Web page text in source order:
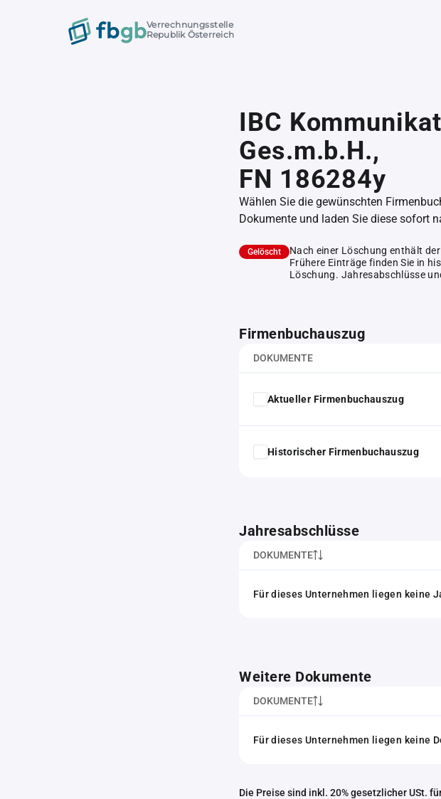
Verrechnungsstelle
Republik Österreich
IBC
Ges.m.b.H.,
FN 186284y
Wählen Sie die gewünschten
Dokumente und laden Sie diese sofort
Gelöscht
Nach einer Löschung enthält
Frühere Einträge finden Sie in
Löschung. Jahresabschlüsse
Firmenbuchauszug
DOKUMENTE
Aktueller Firmenbuchauszug
Historischer Firmenbuchauszug
Jahresabschlüsse
DOKUMENTE
Für dieses Unternehmen liegen keine
Weitere Dokumente
DOKUMENTE
Für dieses Unternehmen liegen keine
Die Preise sind inkl. 20% gesetzlicher USt.